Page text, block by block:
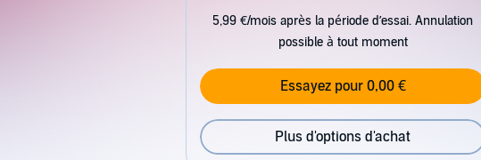
5,99 €/mois après la période d’essai. Annulation
possible à tout moment
Essayez pour 0,00 €
Plus d'options d'achat